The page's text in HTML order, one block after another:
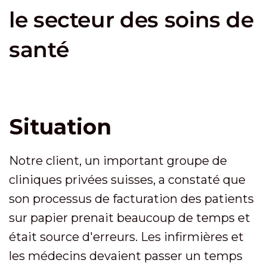
le secteur des soins de
santé
Situation
Notre client, un important groupe de
cliniques privées suisses, a constaté que
son processus de facturation des patients
sur papier prenait beaucoup de temps et
était source d'erreurs. Les infirmières et
les médecins devaient passer un temps